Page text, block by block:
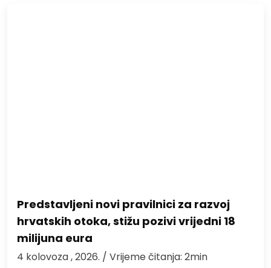
Predstavljeni novi pravilnici za razvoj
hrvatskih otoka, stižu pozivi vrijedni 18
milijuna eura
4 kolovoza , 2026. / Vrijeme čitanja: 2min